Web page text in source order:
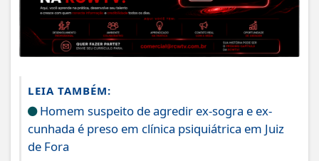
LEIA TAMBÉM:
Homem suspeito de agredir ex-sogra e ex-
cunhada é preso em clínica psiquiátrica em Juiz
de Fora